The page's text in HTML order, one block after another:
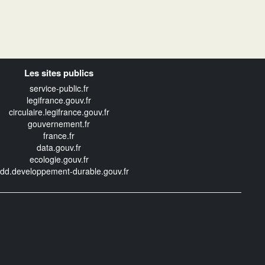
Les sites publics
service-public.fr
legifrance.gouv.fr
circulaire.legifrance.gouv.fr
gouvernement.fr
france.fr
data.gouv.fr
ecologie.gouv.fr
durable.gouv.fr